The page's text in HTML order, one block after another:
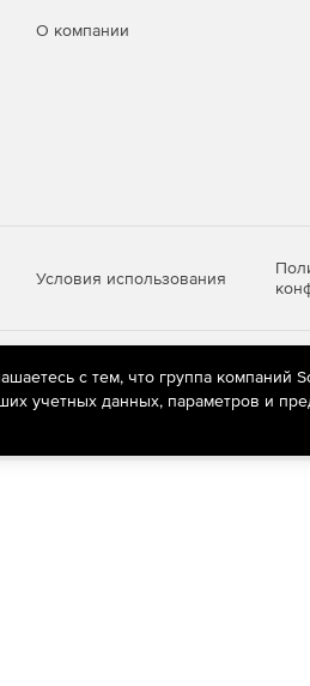
О компании
Условия использования
технологии(информационные
сети «Интернет», находящихся
с тем, что группа компаний
учетных данных, параметров и